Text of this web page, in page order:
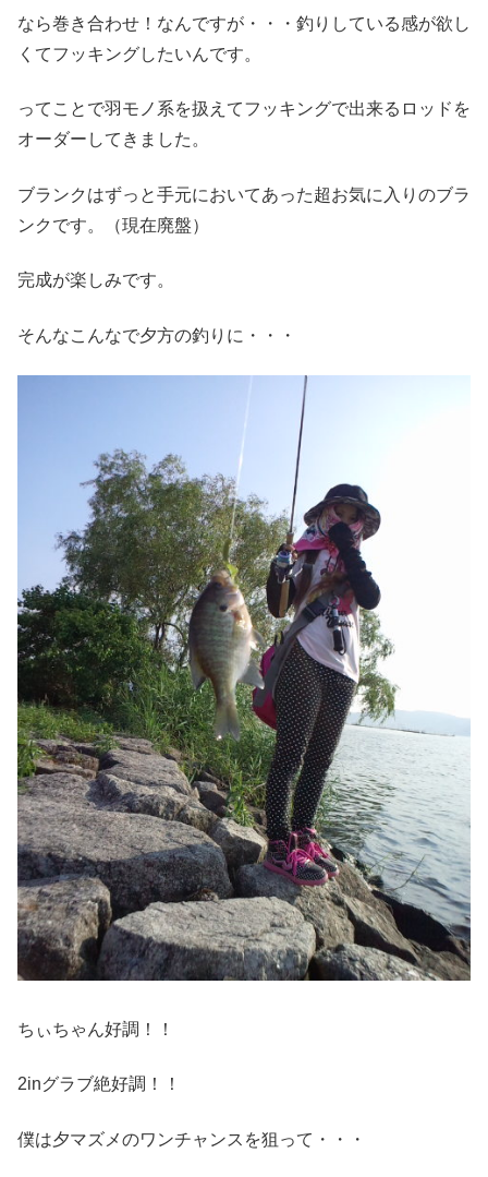
なら巻き合わせ！なんですが・・・釣りしている感が欲し
くてフッキングしたいんです。
ってことで羽モノ系を扱えてフッキングで出来るロッドを
オーダーしてきました。
ブランクはずっと手元においてあった超お気に入りのブラ
ンクです。（現在廃盤）
完成が楽しみです。
そんなこんなで夕方の釣りに・・・
ちぃちゃん好調！！
2inグラブ絶好調！！
僕は夕マズメのワンチャンスを狙って・・・